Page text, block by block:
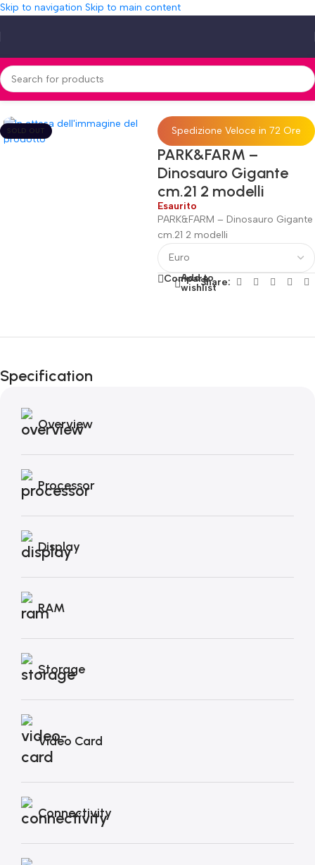
Skip to navigation Skip to main content
Home»Shop»PARK&FARM – Dinosauro Gigante cm.21 2 modelli
SOLD OUT Spedizione Veloce in 72 Ore
PARK&FARM –
Dinosauro Gigante
cm.21 2 modelli
Esaurito
PARK&FARM – Dinosauro Gigante
cm.21 2 modelli
Compare
Add to
wishlistShare:
Fino al 12 Ottobre...
Autunno!
Specification
Overview
Processor
Display
RAM
Storage
Video Card
Connectivity